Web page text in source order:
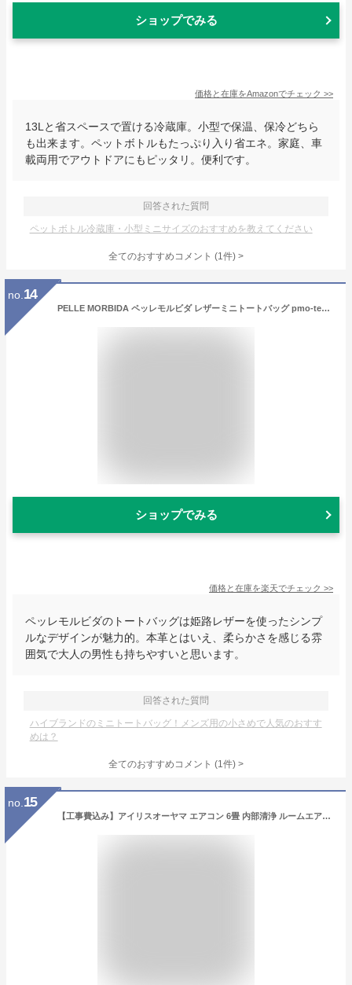
ショップでみる
価格と在庫をAmazonでチェック >>
13Lと省スペースで置ける冷蔵庫。小型で保温、保冷どちら
も出来ます。ペットボトルもたっぷり入り省エネ。家庭、車
載両用でアウトドアにもピッタリ。便利です。
回答された質問
ペットボトル冷蔵庫・小型ミニサイズのおすすめを教えてください
全てのおすすめコメント (1件) >
no. 14
PELLE MORBIDA ペッレモルビダ レザーミニトートバッグ pmo-te007sl / ペッレ モルビダ Tela Marina テーラマリーナ トートバッグ ユニセックス 小さめ ミニ カジュアル 高級 干場義雅 高級 日本製 姫路レザー 国産 ブランド シンプル 大人 ミニトート メンズ お洒落
ショップでみる
価格と在庫を楽天でチェック >>
ペッレモルビダのトートバッグは姫路レザーを使ったシンプ
ルなデザインが魅力的。本革とはいえ、柔らかさを感じる雰
囲気で大人の男性も持ちやすいと思います。
回答された質問
ハイブランドのミニトートバッグ！メンズ用の小さめで人気のおすす
めは？
全てのおすすめコメント (1件) >
no. 15
【工事費込み】アイリスオーヤマ エアコン 6畳 内部清浄 ルームエアコン クーラー 2.2kw スタンダードモデル 省エネ IRA-2205R 2024年モデル